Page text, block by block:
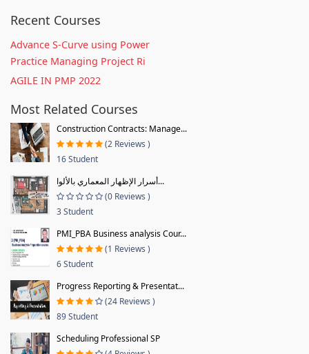
Recent Courses
Advance S-Curve using Power
Practice Managing Project Ri
AGILE IN PMP 2022
Most Related Courses
Construction Contracts: Manage...
(2 Reviews )
16 Student
أسرار الإظهار المعماري بالألوا...
(0 Reviews )
3 Student
PMI_PBA Business analysis Cour...
(1 Reviews )
6 Student
Progress Reporting & Presentat...
(24 Reviews )
89 Student
Scheduling Professional SP